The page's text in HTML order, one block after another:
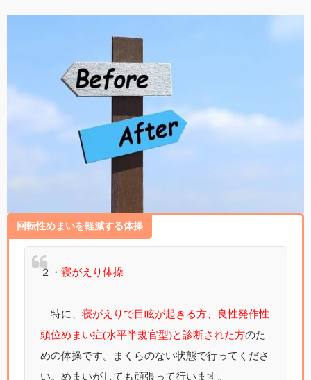
回転性めまいを軽減する体操
２・ 寝がえり体操
特に、 寝がえりで目眩が起きる方、良性発作性
頭位めまい症(水平半規官型)と診断された方のた
めの体操です。まくらのない状態で行ってくださ
い。めまいがしても頑張って行います。